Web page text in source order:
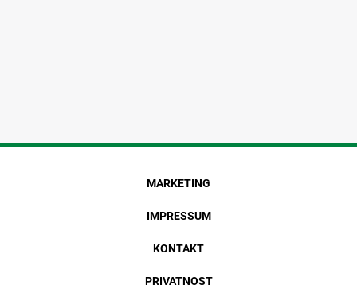
MARKETING
IMPRESSUM
KONTAKT
PRIVATNOST